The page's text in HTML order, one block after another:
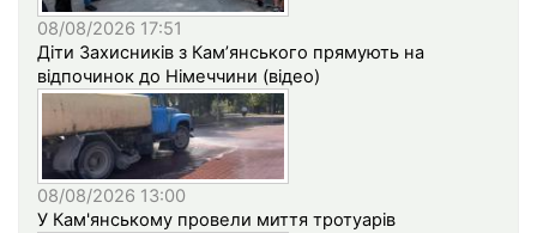
08/08/2026 17:51
Діти Захисників з Кам’янського прямують на
відпочинок до Німеччини (відео)
08/08/2026 13:00
У Кам'янському провели миття тротуарів